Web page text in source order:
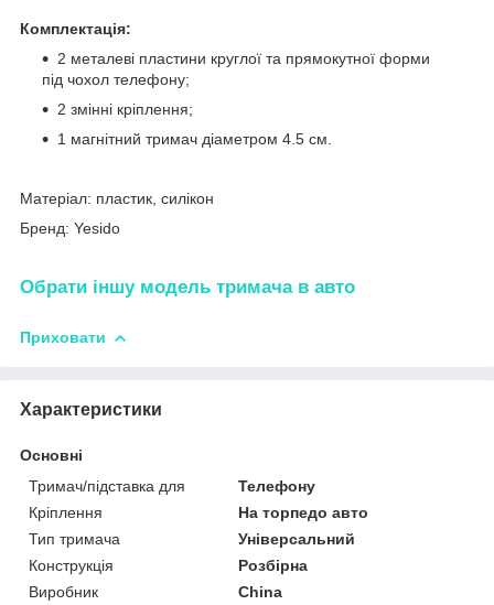
Комплектація:
2 металеві пластини круглої та прямокутної форми
під чохол телефону;
2 змінні кріплення;
1 магнітний тримач діаметром 4.5 см.
Матеріал: пластик, силікон
Бренд: Yesido
Обрати іншу модель тримача в авто
Приховати
Характеристики
Основні
Тримач/підставка для
Телефону
Кріплення
На торпедо авто
Тип тримача
Універсальний
Конструкція
Розбірна
Виробник
China